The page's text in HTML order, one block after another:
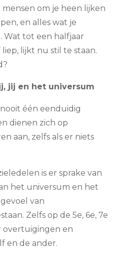
om je heen lijken
en alles wat je
tot een halfjaar
lijkt nu stil te staan.
jij en het universum
nooit één eenduidig
dienen zich op
aan, zelfs als er niets
is er sprake van
het universum en het
van
Zelfs op de 5e, 6e, 7e
overtuigingen en
en de ander.